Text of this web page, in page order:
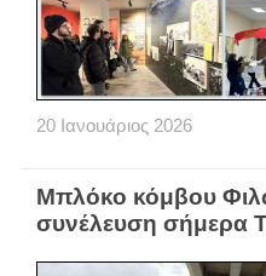
20 Ιανουάριος 2026
Μπλόκο κόμβου
συνέλευση σήμερα